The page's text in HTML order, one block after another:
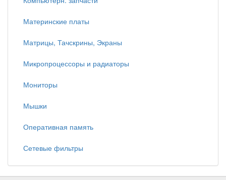
Материнские платы
Матрицы, Тачскрины, Экраны
Микропроцессоры и радиаторы
Мониторы
Мышки
Оперативная память
Сетевые фильтры